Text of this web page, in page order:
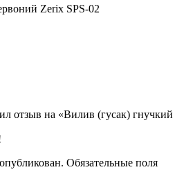
Zerix SPS-02
отзыв на «Вилив (гусак) гнучкий
Обязательные поля